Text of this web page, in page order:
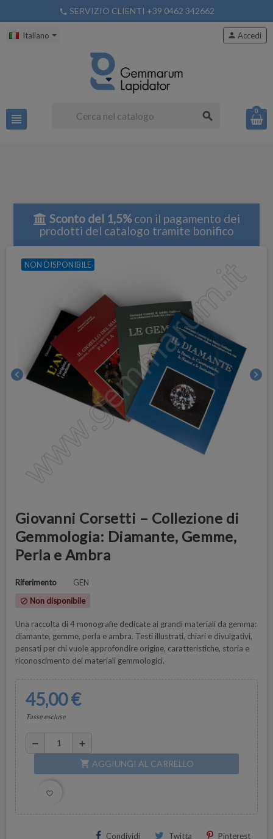
phone SERVIZIO CLIENTI +39 0462 342662
Italiano
view_headline search
person Accedi
0
Sconto del 1,5%con il pagamento dei
prodotti del catalogo tramite bonifico
chevron_left chevron_right
NON DISPONIBILE
Giovanni Corsetti – Collezione di
Gemmologia: Diamante, Gemme,
Perla e Ambra
Riferimento GEN
block Non disponibile
Una raccolta di 4 monografie dedicate ai grandi materiali da gemma:
diamante, gemme, perla e ambra. Testi illustrati, chiari e divulgativi,
pensati per chi vuole approfondire origine, caratteristiche, storia e
riconoscimento dei materiali gemmologici.
45,00 €
Tasse escluse
remove add
shopping_cart AGGIUNGI AL CARRELLO
favorite_border
Condividi Twitta Pinterest